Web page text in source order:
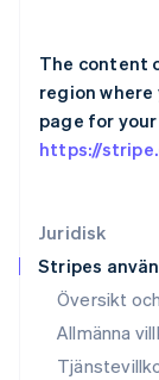
Juridisk
Stripes
Översikt
Allmänna
The content
region
page for
https://
English
Deutsch
Litauen
English 简体
Malta
Mexiko
Español